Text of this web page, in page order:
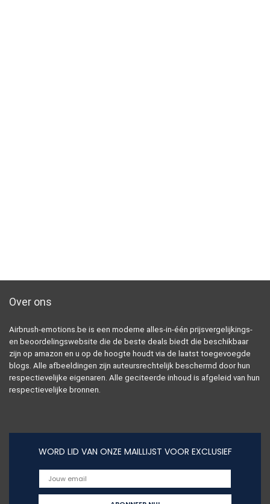
Over ons
Airbrush-emotions.be is een moderne alles-in-één prijsvergelijkings-
en beoordelingswebsite die de beste deals biedt die beschikbaar
zijn op amazon en u op de hoogte houdt via de laatst toegevoegde
blogs. Alle afbeeldingen zijn auteursrechtelijk beschermd door hun
respectievelijke eigenaren. Alle geciteerde inhoud is afgeleid van hun
respectievelijke bronnen.
WORD LID VAN ONZE MAILLIJST VOOR EXCLUSIEF